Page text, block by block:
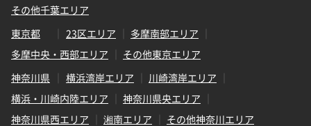
その他千葉エリア
東京都
23区エリア
多摩南部エリア
多摩中央・西部エリア
その他東京エリア
神奈川県
横浜湾岸エリア
川崎湾岸エリア
横浜・川崎内陸エリア
神奈川県央エリア
神奈川県西エリア
湘南エリア その他神奈川エリア